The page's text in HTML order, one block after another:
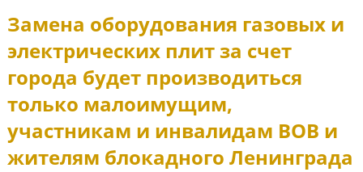
Замена оборудования газовых и
электрических плит за счет
города будет производиться
только малоимущим,
участникам и инвалидам ВОВ и
жителям блокадного Ленинграда